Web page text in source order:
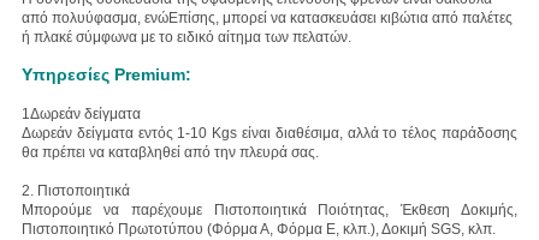
από πολυύφασμα, ενώΕπίσης, μπορεί να κατασκευάσει κιβώτια από παλέτες
ή πλακέ σύμφωνα με το ειδικό αίτημα των πελατών.
Υπηρεσίες Premium:
1Δωρεάν δείγματα
Δωρεάν δείγματα εντός 1-10 Kgs είναι διαθέσιμα, αλλά το τέλος παράδοσης
θα πρέπει να καταβληθεί από την πλευρά σας.
2. Πιστοποιητικά
Μπορούμε να παρέχουμε Πιστοποιητικά Ποιότητας, Έκθεση Δοκιμής,
Πιστοποιητικό Πρωτοτύπου (Φόρμα Α, Φόρμα Ε, κλπ.), Δοκιμή SGS, κλπ.